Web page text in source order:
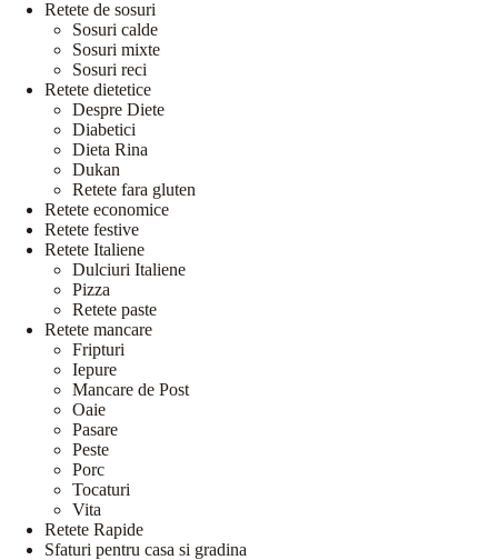
Retete de sosuri
Sosuri calde
Sosuri mixte
Sosuri reci
Retete dietetice
Despre Diete
Diabetici
Dieta Rina
Dukan
Retete fara gluten
Retete economice
Retete festive
Retete Italiene
Dulciuri Italiene
Pizza
Retete paste
Retete mancare
Fripturi
Iepure
Mancare de Post
Oaie
Pasare
Peste
Porc
Tocaturi
Vita
Retete Rapide
Sfaturi pentru casa si gradina